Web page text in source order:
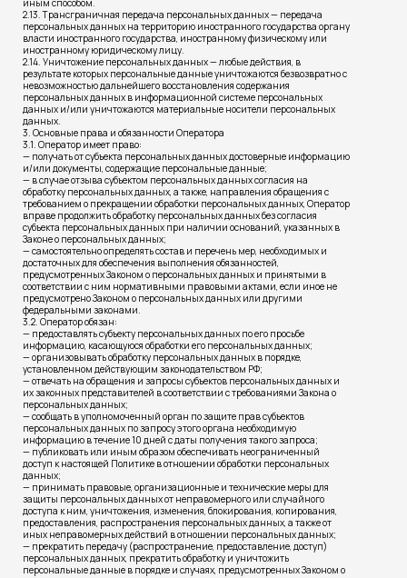
иным способом.
2.13. Трансграничная передача персональных данных — передача
персональных данных на территорию иностранного государства органу
власти иностранного государства, иностранному физическому или
иностранному юридическому лицу.
2.14. Уничтожение персональных данных — любые действия, в
результате которых персональные данные уничтожаются безвозвратно с
невозможностью дальнейшего восстановления содержания
персональных данных в информационной системе персональных
данных и/или уничтожаются материальные носители персональных
данных.
3. Основные права и обязанности Оператора
3.1. Оператор имеет право:
— получать от субъекта персональных данных достоверные информацию
и/или документы, содержащие персональные данные;
— в случае отзыва субъектом персональных данных согласия на
обработку персональных данных, а также, направления обращения с
требованием о прекращении обработки персональных данных, Оператор
вправе продолжить обработку персональных данных без согласия
субъекта персональных данных при наличии оснований, указанных в
Законе о персональных данных;
— самостоятельно определять состав и перечень мер, необходимых и
достаточных для обеспечения выполнения обязанностей,
предусмотренных Законом о персональных данных и принятыми в
соответствии с ним нормативными правовыми актами, если иное не
предусмотрено Законом о персональных данных или другими
федеральными законами.
3.2. Оператор обязан:
— предоставлять субъекту персональных данных по его просьбе
информацию, касающуюся обработки его персональных данных;
— организовывать обработку персональных данных в порядке,
установленном действующим законодательством РФ;
— отвечать на обращения и запросы субъектов персональных данных и
их законных представителей в соответствии с требованиями Закона о
персональных данных;
— сообщать в уполномоченный орган по защите прав субъектов
персональных данных по запросу этого органа необходимую
информацию в течение 10 дней с даты получения такого запроса;
— публиковать или иным образом обеспечивать неограниченный
доступ к настоящей Политике в отношении обработки персональных
данных;
— принимать правовые, организационные и технические меры для
защиты персональных данных от неправомерного или случайного
доступа к ним, уничтожения, изменения, блокирования, копирования,
предоставления, распространения персональных данных, а также от
иных неправомерных действий в отношении персональных данных;
— прекратить передачу (распространение, предоставление, доступ)
персональных данных, прекратить обработку и уничтожить
персональные данные в порядке и случаях, предусмотренных Законом о